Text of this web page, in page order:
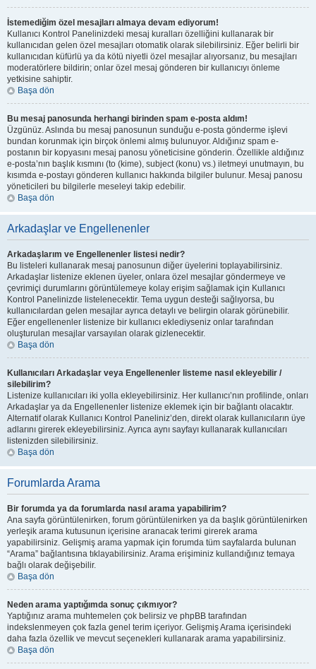
İstemediğim özel mesajları almaya devam ediyorum!
Kullanıcı Kontrol Panelinizdeki mesaj kuralları özelliğini kullanarak bir
kullanıcıdan gelen özel mesajları otomatik olarak silebilirsiniz. Eğer belirli bir
kullanıcıdan küfürlü ya da kötü niyetli özel mesajlar alıyorsanız, bu mesajları
moderatörlere bildirin; onlar özel mesaj gönderen bir kullanıcıyı önleme
yetkisine sahiptir.
Başa dön
Bu mesaj panosunda herhangi birinden spam e-posta aldım!
Üzgünüz. Aslında bu mesaj panosunun sunduğu e-posta gönderme işlevi
bundan korunmak için birçok önlemi almış bulunuyor. Aldığınız spam e-
postanın bir kopyasını mesaj panosu yöneticisine gönderin. Özellikle aldığınız
e-posta’nın başlık kısmını (to (kime), subject (konu) vs.) iletmeyi unutmayın, bu
kısımda e-postayı gönderen kullanıcı hakkında bilgiler bulunur. Mesaj panosu
yöneticileri bu bilgilerle meseleyi takip edebilir.
Başa dön
Arkadaşlar ve Engellenenler
Arkadaşlarım ve Engellenenler listesi nedir?
Bu listeleri kullanarak mesaj panosunun diğer üyelerini toplayabilirsiniz.
Arkadaşlar listenize eklenen üyeler, onlara özel mesajlar göndermeye ve
çevrimiçi durumlarını görüntülemeye kolay erişim sağlamak için Kullanıcı
Kontrol Panelinizde listelenecektir. Tema uygun desteği sağlıyorsa, bu
kullanıcılardan gelen mesajlar ayrıca detaylı ve belirgin olarak görünebilir.
Eğer engellenenler listenize bir kullanıcı eklediyseniz onlar tarafından
oluşturulan mesajlar varsayılan olarak gizlenecektir.
Başa dön
Kullanıcıları Arkadaşlar veya Engellenenler listeme nasıl ekleyebilir /
silebilirim?
Listenize kullanıcıları iki yolla ekleyebilirsiniz. Her kullanıcı’nın profilinde, onları
Arkadaşlar ya da Engellenenler listenize eklemek için bir bağlantı olacaktır.
Alternatif olarak Kullanıcı Kontrol Paneliniz’den, direkt olarak kullanıcıların üye
adlarını girerek ekleyebilirsiniz. Ayrıca aynı sayfayı kullanarak kullanıcıları
listenizden silebilirsiniz.
Başa dön
Forumlarda Arama
Bir forumda ya da forumlarda nasıl arama yapabilirim?
Ana sayfa görüntülenirken, forum görüntülenirken ya da başlık görüntülenirken
yerleşik arama kutusunun içerisine aranacak terimi girerek arama
yapabilirsiniz. Gelişmiş arama yapmak için forumda tüm sayfalarda bulunan
“Arama” bağlantısına tıklayabilirsiniz. Arama erişiminiz kullandığınız temaya
bağlı olarak değişebilir.
Başa dön
Neden arama yaptığımda sonuç çıkmıyor?
Yaptığınız arama muhtemelen çok belirsiz ve phpBB tarafından
indekslenmeyen çok fazla genel terim içeriyor. Gelişmiş Arama içerisindeki
daha fazla özellik ve mevcut seçenekleri kullanarak arama yapabilirsiniz.
Başa dön